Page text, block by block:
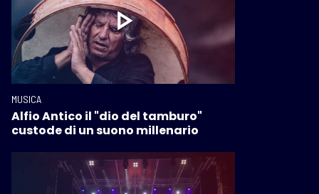
MUSICA
Alfio Antico il "dio del tamburo"
custode di un suono millenario